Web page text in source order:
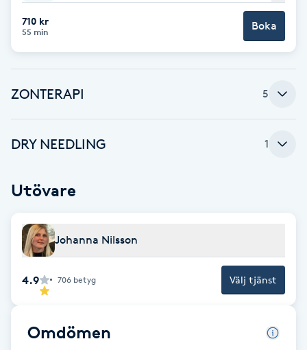
Damklippning
Enzympeeling
Eyeliner-tatuering
Face framing
710 kr
55 min Boka
ZONTERAPI 5
DRY NEEDLING 1
Utövare
Johanna Nilsson
4.9 706 betyg Välj tjänst
Omdömen